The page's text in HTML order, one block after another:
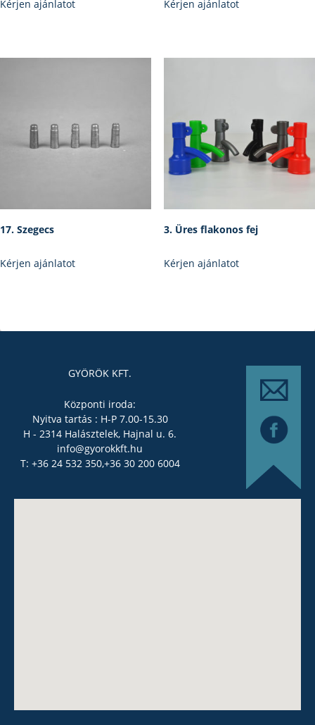
Kérjen ajánlatot Kérjen ajánlatot
17. Szegecs
Kérjen ajánlatot
3. Üres flakonos fej
Kérjen ajánlatot
GYÖRÖK KFT.
Központi iroda:
Nyitva tartás : H-P 7.00-15.30
H - 2314 Halásztelek, Hajnal u. 6.
info@gyorokkft.hu
T: +36 24 532 350,+36 30 200 6004